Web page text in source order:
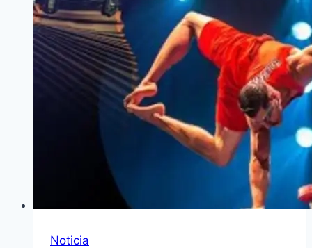
Noticia